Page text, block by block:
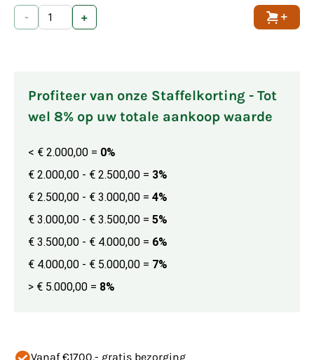
- +
Profiteer van onze Staffelkorting - Tot
wel 8% op uw totale aankoop waarde
< € 2.000,00 = 0%
€ 2.000,00 - € 2.500,00 = 3%
€ 2.500,00 - € 3.000,00 = 4%
€ 3.000,00 - € 3.500,00 = 5%
€ 3.500,00 - € 4.000,00 = 6%
€ 4.000,00 - € 5.000,00 = 7%
> € 5.000,00 = 8%
Vanaf €1700,- gratis bezorging